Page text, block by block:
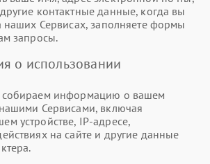
контактные данные, когда вы
наших Сервисах, заполняете формы
запросы.
о использовании
собираем информацию о вашем
Сервисами, включая
устройстве, IP-адресе,
на сайте и другие данные